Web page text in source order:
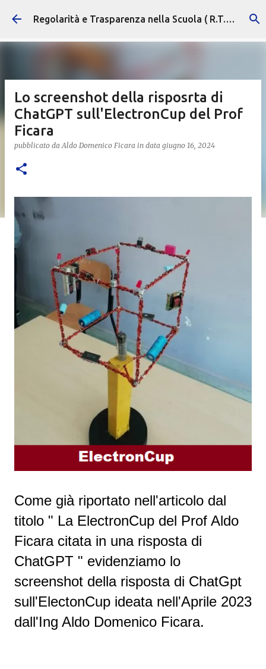
Passa ai contenuti principali Regolarità e Trasparenza nella Scuola ( R.T.S. )
Lo screenshot della risposrta di
ChatGPT sull'ElectronCup del Prof
Ficara
pubblicato daAldo Domenico Ficara in data giugno 16, 2024
Come già riportato nell'articolo dal
titolo " La ElectronCup del Prof Aldo
Ficara citata in una risposta di
ChatGPT " evidenziamo lo
screenshot della risposta di ChatGpt
sull'ElectonCup ideata nell'Aprile 2023
dall'Ing Aldo Domenico Ficara.